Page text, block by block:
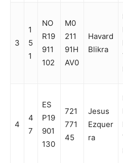
3
1
5
1
NO
R19
911
102
M0
211
91H
AV0
Havard
Blikra
4
4
7
ES
P19
901
130
721
771
45
Jesus
Ezquer
ra